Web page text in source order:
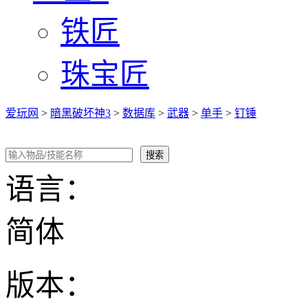
铁匠
珠宝匠
爱玩网 > 暗黑破坏神3 > 数据库 > 武器 > 单手 > 钉锤
语言：
简体
版本：